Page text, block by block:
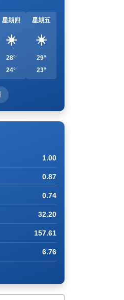
星期四
☀️
28°
24°
星期五
☀️
29°
23°
1.00
0.87
0.74
32.20
157.61
6.76